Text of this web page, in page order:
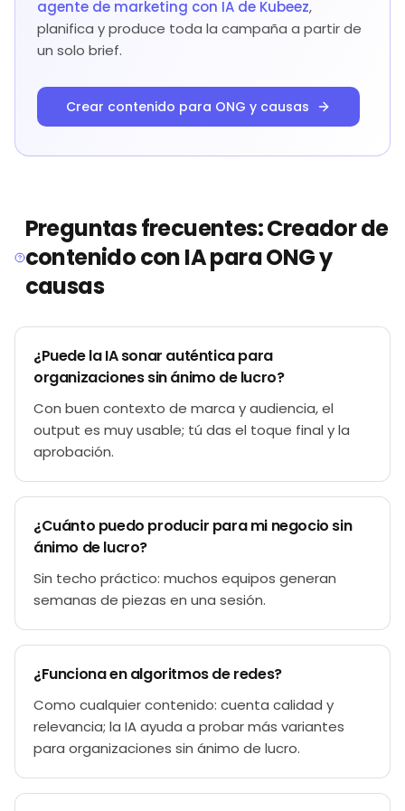
agente de marketing con IA de Kubeez,
planifica y produce toda la campaña a partir de
un solo brief.
Crear contenido para ONG y causas
Preguntas frecuentes: Creador de
contenido con IA para ONG y
causas
¿Puede la IA sonar auténtica para
organizaciones sin ánimo de lucro?
Con buen contexto de marca y audiencia, el
output es muy usable; tú das el toque final y la
aprobación.
¿Cuánto puedo producir para mi negocio sin
ánimo de lucro?
Sin techo práctico: muchos equipos generan
semanas de piezas en una sesión.
¿Funciona en algoritmos de redes?
Como cualquier contenido: cuenta calidad y
relevancia; la IA ayuda a probar más variantes
para organizaciones sin ánimo de lucro.